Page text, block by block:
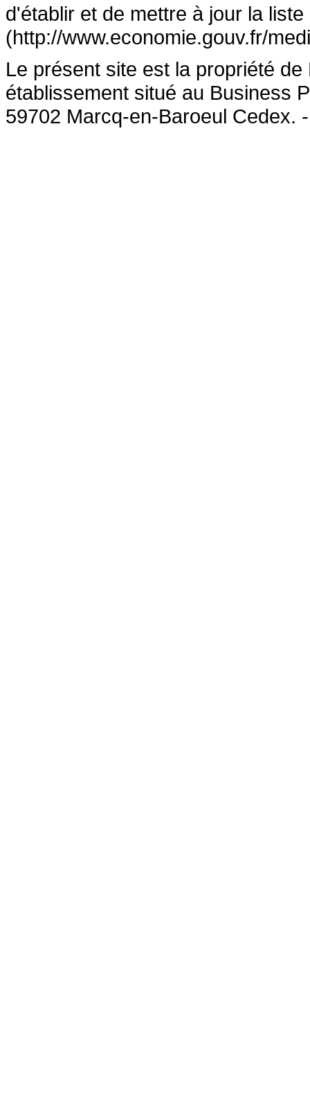
d'établir et de mettre à jour la
(http://www.economie.gouv.fr/
Le présent site est la propriété
établissement situé au Business
59702 Marcq-en-Baroeul Cedex.